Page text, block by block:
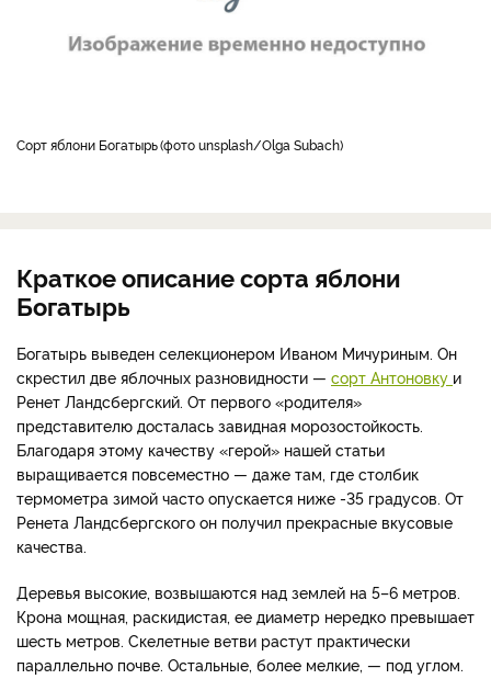
Сорт яблони Богатырь фото unsplash/Olga Subach
Краткое описание сорта яблони
Богатырь
Богатырь выведен селекционером Иваном Мичуриным. Он
скрестил две яблочных разновидности — сорт Антоновку и
Ренет Ландсбергский. От первого «родителя»
представителю досталась завидная морозостойкость.
Благодаря этому качеству «герой» нашей статьи
выращивается повсеместно — даже там, где столбик
термометра зимой часто опускается ниже -35 градусов. От
Ренета Ландсбергского он получил прекрасные вкусовые
качества.
Деревья высокие, возвышаются над землей на 5–6 метров.
Крона мощная, раскидистая, ее диаметр нередко превышает
шесть метров. Скелетные ветви растут практически
параллельно почве. Остальные, более мелкие, — под углом.